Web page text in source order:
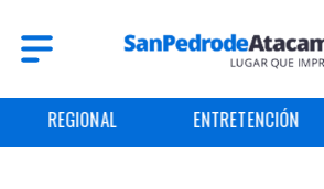
REGIONAL ENTRETENCIÓN